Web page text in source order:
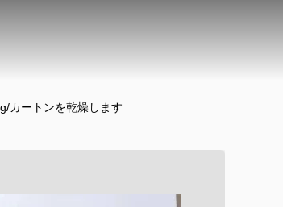
カートンを乾燥します